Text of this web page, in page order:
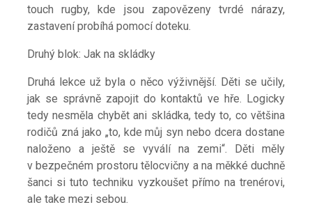
touch rugby, kde jsou zapovězeny tvrdé nárazy,
zastavení probíhá pomocí doteku.
Druhý blok: Jak na skládky
Druhá lekce už byla o něco výživnější. Děti se učily,
jak se správně zapojit do kontaktů ve hře. Logicky
tedy nesměla chybět ani skládka, tedy to, co většina
rodičů zná jako „to, kde můj syn nebo dcera dostane
naloženo a ještě se vyválí na zemi“. Děti měly
v bezpečném prostoru tělocvičny a na měkké duchně
šanci si tuto techniku vyzkoušet přímo na trenérovi,
ale take mezi sebou.